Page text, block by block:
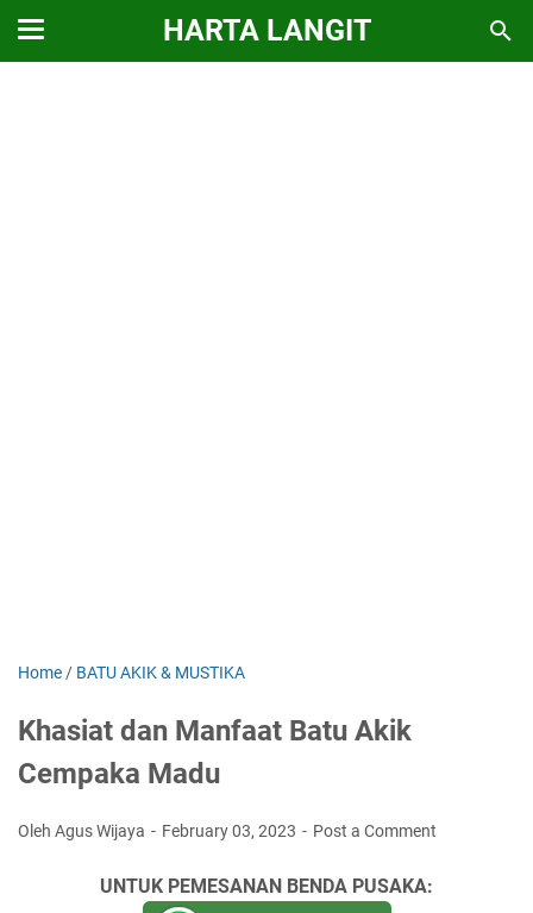
HARTA LANGIT
Home / BATU AKIK & MUSTIKA
Khasiat dan Manfaat Batu Akik
Cempaka Madu
Oleh Agus Wijaya February 03, 2023 Post a Comment
UNTUK PEMESANAN BENDA PUSAKA: